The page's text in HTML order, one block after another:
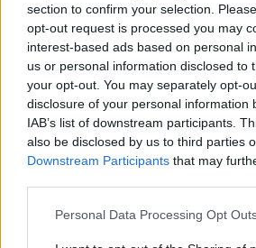
section to confirm your selection.
opt-out request is processed you may
interest-based ads based on personal
us or personal information disclosed to
your opt-out. You may separately opt-
disclosure of your personal information
IAB’s list of downstream participants.
also be disclosed by us to third parties
Downstream Participants that may
Personal Data Processing Opt
Šiuo metu skaitomiausi
Geltonuoja
liga, o viena
Rekordiškai